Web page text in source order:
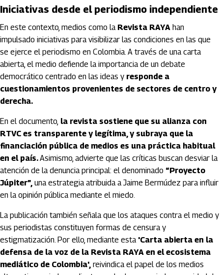
Iniciativas desde el periodismo independiente
En este contexto, medios como la Revista RAYA han
impulsado iniciativas para visibilizar las condiciones en las que
se ejerce el periodismo en Colombia. A través de una carta
abierta, el medio defiende la importancia de un debate
democrático centrado en las ideas y responde a
cuestionamientos provenientes de sectores de centro y
derecha.
En el documento, la revista sostiene que su alianza con
RTVC es transparente y legítima, y subraya que la
financiación pública de medios es una práctica habitual
en el país.Asimismo, advierte que las críticas buscan desviar la
atención de la denuncia principal: el denominado “Proyecto
Júpiter”, una estrategia atribuida a Jaime Bermúdez para influir
en la opinión pública mediante el miedo.
La publicación también señala que los ataques contra el medio y
sus periodistas constituyen formas de censura y
estigmatización. Por ello, mediante esta'Carta abierta en la
defensa de la voz de la Revista RAYA en el ecosistema
mediático de Colombia', reivindica el papel de los medios